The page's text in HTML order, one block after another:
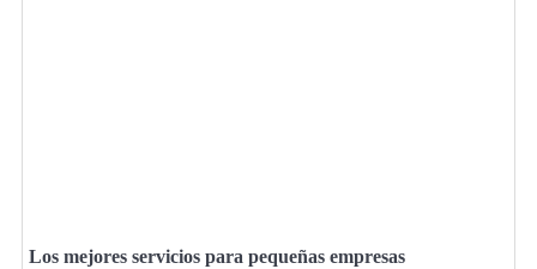
Los mejores servicios para pequeñas empresas